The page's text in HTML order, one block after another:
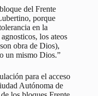
del Frente
porque
en la
los ateos
obra de Dios),
un mismo Dios.”
para el acceso
Autónoma de